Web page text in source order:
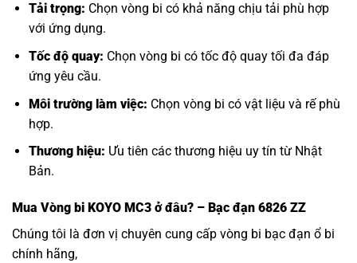
Tải trọng: Chọn vòng bi có khả năng chịu tải phù hợp
với ứng dụng.
Tốc độ quay: Chọn vòng bi có tốc độ quay tối đa đáp
ứng yêu cầu.
Môi trường làm việc: Chọn vòng bi có vật liệu và rế phù
hợp.
Thương hiệu: Ưu tiên các thương hiệu uy tín từ Nhật
Bản.
Mua Vòng bi KOYO MC3 ở đâu? – Bạc đạn 6826 ZZ
Chúng tôi là đơn vị chuyên cung cấp vòng bi bạc đạn ổ bi
chính hãng,